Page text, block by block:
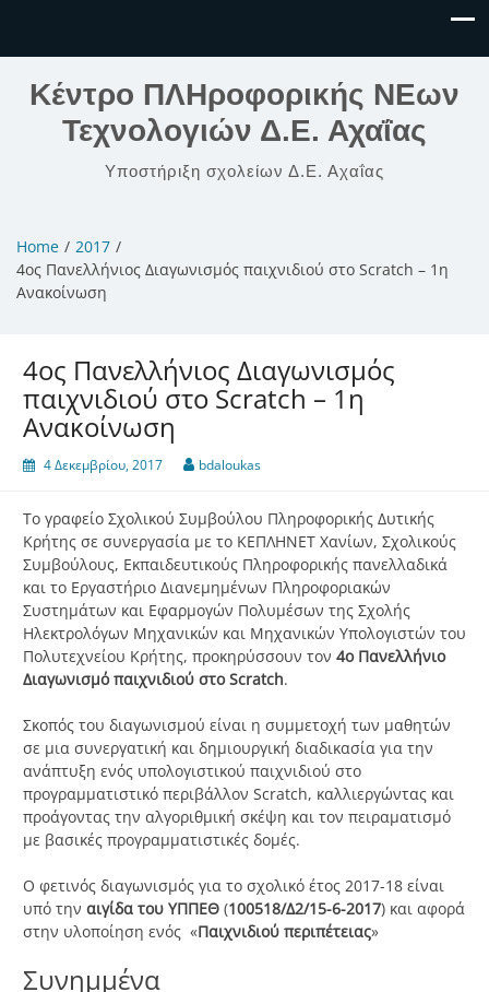
Κέντρο ΠΛΗροφορικής ΝΕων
Τεχνολογιών Δ.Ε. Αχαΐας
Υποστήριξη σχολείων Δ.Ε. Αχαΐας
Home
2017
4ος Πανελλήνιος Διαγωνισμός παιχνιδιού στο Scratch – 1η
Ανακοίνωση
4ος Πανελλήνιος Διαγωνισμός
παιχνιδιού στο Scratch – 1η
Ανακοίνωση
4 Δεκεμβρίου, 2017 bdaloukas
Το γραφείο Σχολικού Συμβούλου Πληροφορικής Δυτικής
Κρήτης σε συνεργασία με το ΚΕΠΛΗΝΕΤ Χανίων, Σχολικούς
Συμβούλους, Εκπαιδευτικούς Πληροφορικής πανελλαδικά
και το Εργαστήριο Διανεμημένων Πληροφοριακών
Συστημάτων και Εφαρμογών Πολυμέσων της Σχολής
Ηλεκτρολόγων Μηχανικών και Μηχανικών Υπολογιστών του
Πολυτεχνείου Κρήτης, προκηρύσσουν τον 4ο Πανελλήνιο
Διαγωνισμό παιχνιδιού στοScratch.
Σκοπός του διαγωνισμού είναι η συμμετοχή των μαθητών
σε μια συνεργατική και δημιουργική διαδικασία για την
ανάπτυξη ενός υπολογιστικού παιχνιδιού στο
προγραμματιστικό περιβάλλον Scratch, καλλιεργώντας και
προάγοντας την αλγοριθμική σκέψη και τον πειραματισμό
με βασικές προγραμματιστικές δομές.
Ο φετινός διαγωνισμός για το σχολικό έτος 2017-18 είναι
υπό την αιγίδα του ΥΠΠΕΘ (100518/Δ2/15-6-2017) και αφορά
στην υλοποίηση ενός «Παιχνιδιού περιπέτειας»
Συνημμένα